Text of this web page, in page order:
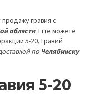
гравия с
области. Еще можете
5-20, Гравий
по Челябинску
5-20